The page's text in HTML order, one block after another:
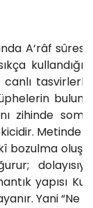
A‘râf
zihinde
Metinde
bozulma
yapısı
Yani “Ne